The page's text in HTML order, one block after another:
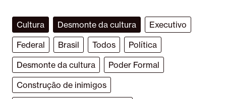
Cultura Desmonte da cultura
Executivo
Federal
Brasil Todos
Política
Desmonte da cultura
Poder Formal
Construção de inimigos